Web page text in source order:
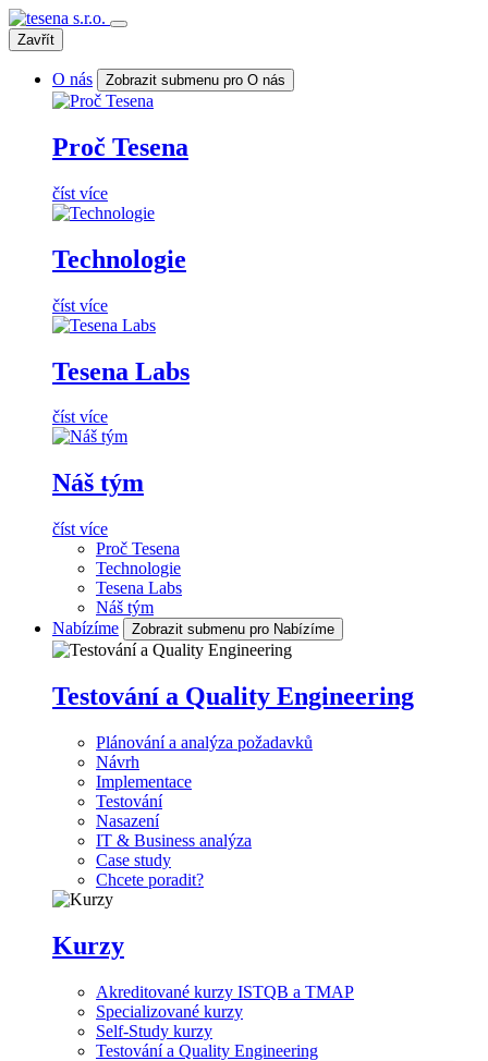
Zavřít
O nás Zobrazit submenu pro O nás
Proč Tesena
číst více
Technologie
číst více
Tesena Labs
číst více
Náš tým
číst více
Proč Tesena
Technologie
Tesena Labs
Náš tým
Nabízíme
Zobrazit submenu pro Nabízíme
Testování a Quality Engineering
Plánování a analýza požadavků
Návrh
Implementace
Testování
Nasazení
IT & Business analýza
Case study
Chcete poradit?
Kurzy
Akreditované kurzy ISTQB a TMAP
Specializované kurzy
Self-Study kurzy
Testování a Quality Engineering